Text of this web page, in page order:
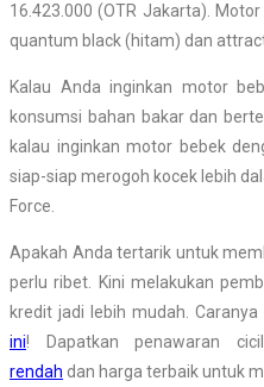
16.423.000 (OTR Jakarta).
quantum black (hitam) dan
Kalau Anda inginkan motor
konsumsi bahan bakar dan
kalau inginkan motor bebek
siap-siap merogoh kocek lebih
Force.
Apakah Anda tertarik untuk
perlu ribet. Kini melakukan
kredit jadi lebih mudah.
ini! Dapatkan penawaran
rendah dan harga terbaik untuk